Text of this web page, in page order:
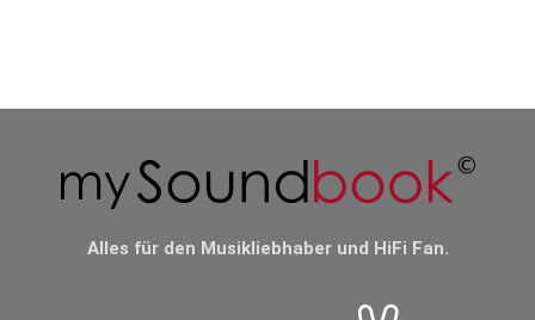
Alles für den Musikliebhaber und HiFi Fan.